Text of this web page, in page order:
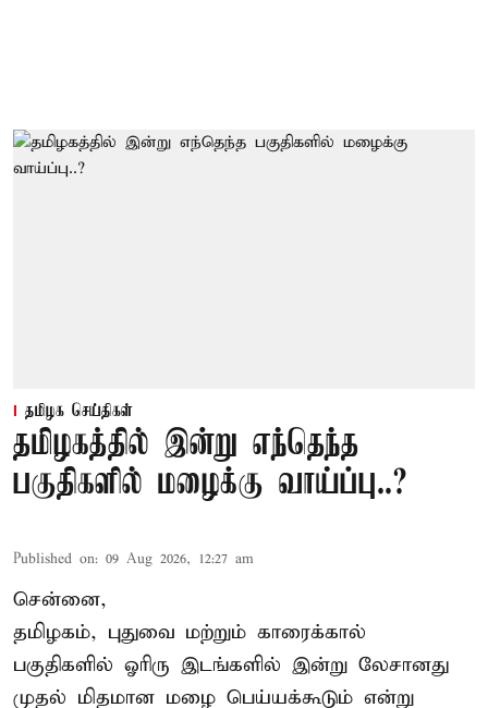
தமிழக செய்திகள்
தமிழகத்தில் இன்று எந்தெந்த
பகுதிகளில் மழைக்கு வாய்ப்பு..?
Published on: 09 Aug 2026, 12:27 am
சென்னை,
தமிழகம், புதுவை மற்றும் காரைக்கால்
பகுதிகளில் ஓரிரு இடங்களில் இன்று லேசானது
முதல் மிதமான மழை பெய்யக்கூடும் என்று